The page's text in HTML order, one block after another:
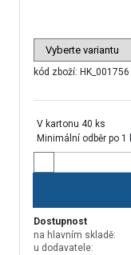
kód zboží: HK_001756
V kartonu 40 ks
Minimální odběr po 1
Dostupnost
na hlavním skladě:
u dodavatele: